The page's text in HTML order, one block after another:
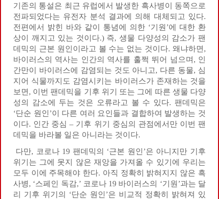
기존의 통설은 최근 유럽에서 발생한 흑사병이 동쪽으로
전파되었다는 유전자 분석 결과에 의해 대체되고 있다.
전편에서 밝힌 바와 같이 통념에 의한 ‘기원’에 대한 환
상이 깨지고 있는 것이다.) 즉, 생물 다양성의 감소가 팬
데믹의 근본 원인이라고 볼 수는 없는 것이다. 왜냐하면,
바이러스의 역사는 인간의 역사를 훌쩍 뛰어 넘으며, 인
간만이 바이러스에 감염되는 것도 아니고, 다른 동물, 심
지어 식물까지도 감염시키는 바이러스가 존재하는 것을
보면, 이번 팬데믹을 기후 위기 또는 그에 따른 생물 다양
성의 감소에 두는 것은 오류라고 볼 수 있다. 팬데믹은
‘단순 원인’이 다른 여러 요인들과 결합하여 발생하는 것
이다. 인간 중심 – 기후 위기 중심의 관점에서만 이번 팬
데믹을 바라볼 일은 아니라는 것이다.
다만, 코로나 19 팬데믹의 ‘근본 원인’은 아니지만 기후
위기는 그에 못지 않은 재앙을 가져올 수 있기에 우리는
모두 이에 주목해야 한다. 아직 정확히 밝혀지지 않은 흑
사병, ‘스페인 독감,’ 코로나 19 바이러스의 ‘기원’과는 달
리 기후 위기의 ‘단순 원인’은 비교적 정확히 밝혀져 있